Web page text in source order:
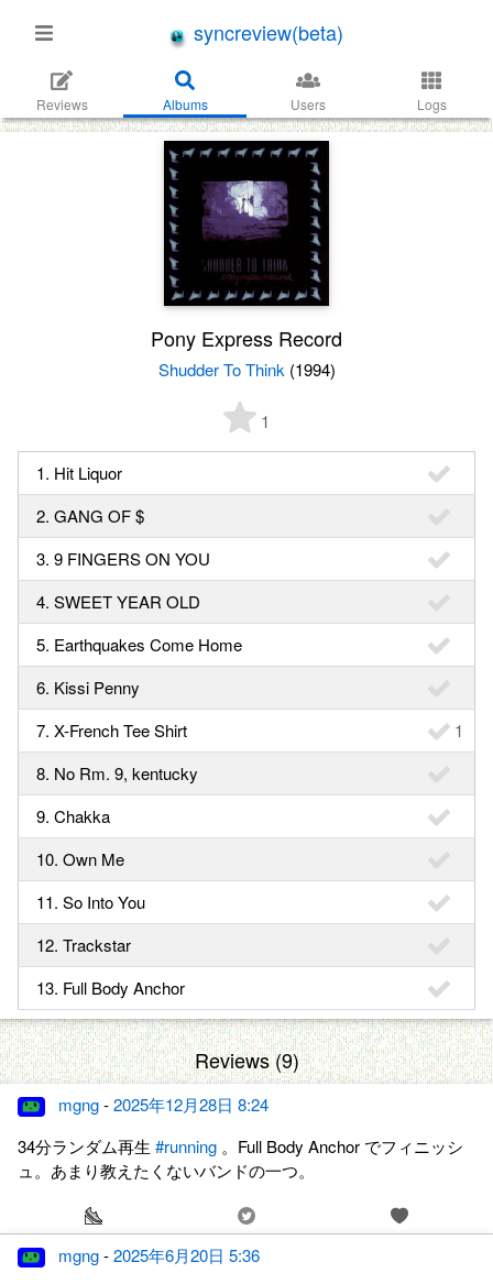
syncreview(beta)
Reviews Albums Users Logs
Pony Express Record
Shudder To Think (1994)
1
1. Hit Liquor
2. GANG OF $
3. 9 FINGERS ON YOU
4. SWEET YEAR OLD
5. Earthquakes Come Home
6. Kissi Penny
7. X-French Tee Shirt
1
8. No Rm. 9, kentucky
9. Chakka
10. Own Me
11. So Into You
12. Trackstar
13. Full Body Anchor
Reviews (9)
mgng-2025年12月28日 8:24
34分ランダム再生 #running 。Full Body Anchor でフィニッシ
ュ。あまり教えたくないバンドの一つ。
mgng-2025年6月20日 5:36